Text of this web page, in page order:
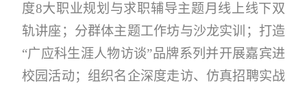
度8大职业规划与求职辅导主题月线上线下双
轨讲座；分群体主题工作坊与沙龙实训；打造
“广应科生涯人物访谈”品牌系列并开展嘉宾进
校园活动；组织名企深度走访、仿真招聘实战